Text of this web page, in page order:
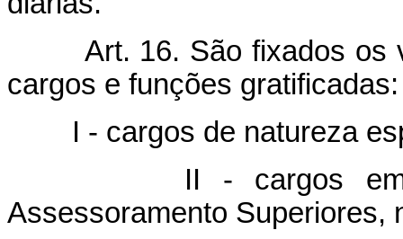
Art. 16. São fixados os
cargos e funções gratificadas:
I - cargos de natureza
II - cargos em
Assessoramento Superiores,